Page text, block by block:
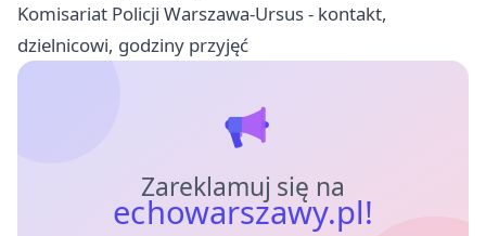
Komisariat Policji Warszawa-Ursus - kontakt,
dzielnicowi, godziny przyjęć
Zareklamuj się na
echowarszawy.pl!